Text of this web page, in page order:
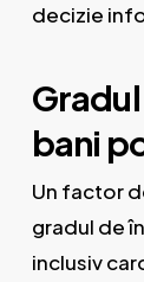
decizie
bani
Un factor
gradul de
inclusiv